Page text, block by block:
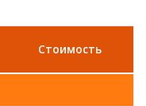
Стоимость